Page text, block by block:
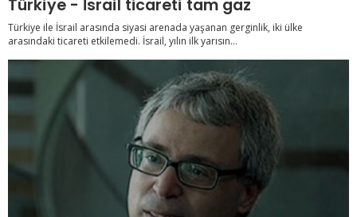
Türkiye - İsrail ticareti tam gaz
Türkiye ile İsrail arasında siyasi arenada yaşanan gerginlik, iki ülke
arasındaki ticareti etkilemedi. İsrail, yılın ilk yarısın...